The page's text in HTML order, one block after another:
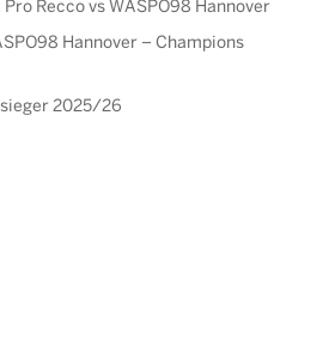
Recco vs WASPO98 Hannover
Hannover – Champions
2025/26